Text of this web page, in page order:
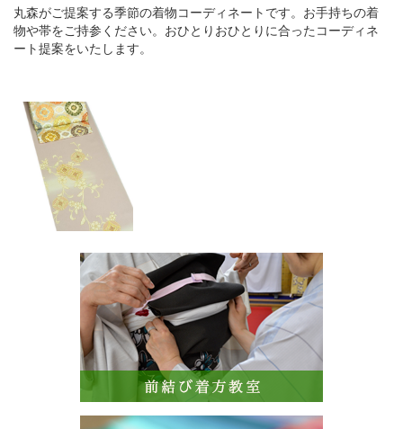
丸森がご提案する季節の着物コーディネートです。お手持ちの着
物や帯をご持参ください。おひとりおひとりに合ったコーディネ
ート提案をいたします。